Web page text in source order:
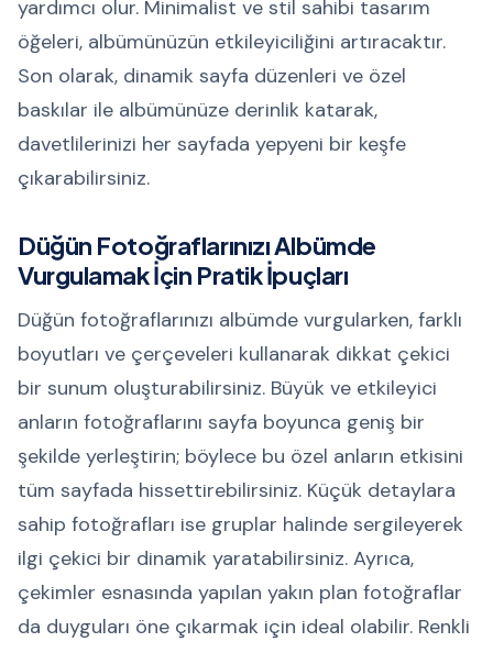
yardımcı olur. Minimalist ve stil sahibi tasarım
öğeleri, albümünüzün etkileyiciliğini artıracaktır.
Son olarak, dinamik sayfa düzenleri ve özel
baskılar ile albümünüze derinlik katarak,
davetlilerinizi her sayfada yepyeni bir keşfe
çıkarabilirsiniz.
Düğün Fotoğraflarınızı Albümde
Vurgulamak İçin Pratik İpuçları
Düğün fotoğraflarınızı albümde vurgularken, farklı
boyutları ve çerçeveleri kullanarak dikkat çekici
bir sunum oluşturabilirsiniz. Büyük ve etkileyici
anların fotoğraflarını sayfa boyunca geniş bir
şekilde yerleştirin; böylece bu özel anların etkisini
tüm sayfada hissettirebilirsiniz. Küçük detaylara
sahip fotoğrafları ise gruplar halinde sergileyerek
ilgi çekici bir dinamik yaratabilirsiniz. Ayrıca,
çekimler esnasında yapılan yakın plan fotoğraflar
da duyguları öne çıkarmak için ideal olabilir. Renkli